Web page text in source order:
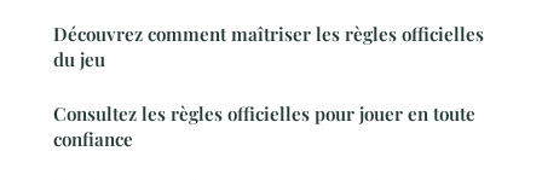
Découvrez comment maîtriser les règles officielles
du jeu
Consultez les règles officielles pour jouer en toute
confiance